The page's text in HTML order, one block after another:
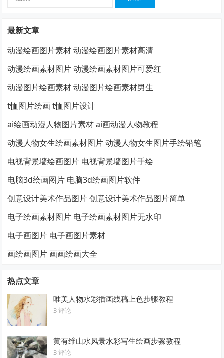
最新文章
动漫绘画图片素材 动漫绘画图片素材高清
动漫绘画素材图片 动漫绘画素材图片可爱红
动漫图片绘画素材 动漫图片绘画素材男生
t恤图片绘画 t恤图片设计
ai绘画动漫人物图片素材 ai画动漫人物教程
动漫人物女生绘画素材图片 动漫人物女生图片手绘铅笔
电视背景墙绘画图片 电视背景墙图片手绘
电脑3d绘画图片 电脑3d绘画图片软件
创意设计美术作品图片 创意设计美术作品图片简单
电子绘画素材图片 电子绘画素材图片无水印
电子画图片 电子画图片素材
画绘画图片 画画绘画大全
热点文章
唯美人物水彩插画线稿上色步骤教程
3 评论
黄有维山水风景水彩写生绘画步骤教程
3 评论